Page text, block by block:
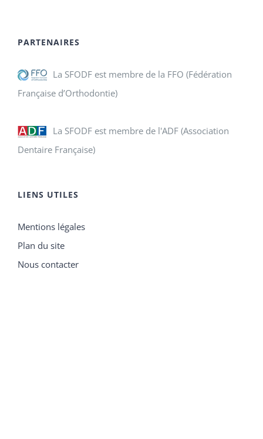
PARTENAIRES
La SFODF est membre de la FFO (Fédération
Française d’Orthodontie)
La SFODF est membre de l'ADF (Association
Dentaire Française)
LIENS UTILES
Mentions légales
Plan du site
Nous contacter